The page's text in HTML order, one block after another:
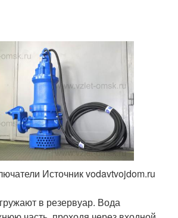
Источник vodavtvojdom.ru
в резервуар. Вода